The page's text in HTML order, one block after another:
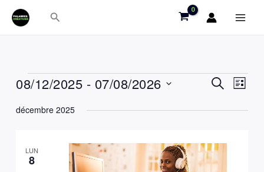
Rechercher
Évènements
Recherche
navigation
vues
Évènements
Recherche
vues
Liste
08/12/2025 - 07/08/2026
une
décembre 2025
LUN
8